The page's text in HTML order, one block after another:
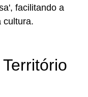
facilitando a
cultura.